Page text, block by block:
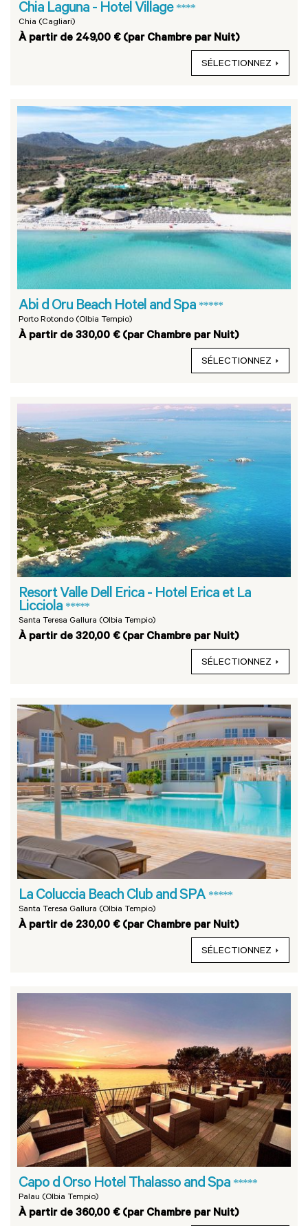
Chia Laguna - Hotel Village ****
Chia (Cagliari)
À partir de 249,00 € (par Chambre par Nuit)
SÉLECTIONNEZ
Abi d Oru Beach Hotel and Spa *****
Porto Rotondo (Olbia Tempio)
À partir de 330,00 € (par Chambre par Nuit)
SÉLECTIONNEZ
Resort Valle Dell Erica - Hotel Erica et La
Licciola *****
Santa Teresa Gallura (Olbia Tempio)
À partir de 320,00 € (par Chambre par Nuit)
SÉLECTIONNEZ
La Coluccia Beach Club and SPA *****
Santa Teresa Gallura (Olbia Tempio)
À partir de 230,00 € (par Chambre par Nuit)
SÉLECTIONNEZ
Capo d Orso Hotel Thalasso and Spa *****
Palau (Olbia Tempio)
À partir de 360,00 € (par Chambre par Nuit)